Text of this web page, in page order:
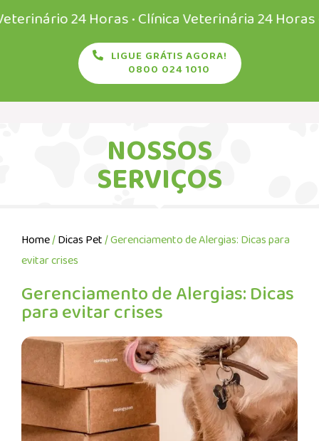
24 Horas • Clínica Veterinária 24 Horas •
LIGUE GRÁTIS AGORA!
0800 024 1010
NOSSOS
SERVIÇOS
Home/Dicas Pet/ Gerenciamento de Alergias: Dicas para
evitar crises
Gerenciamento de Alergias: Dicas
para evitar crises